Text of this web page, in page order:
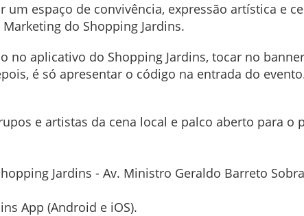
espaço de convivência, expressão artística e
do Shopping Jardins.
no aplicativo do Shopping Jardins, tocar no
é só apresentar o código na entrada do
e artistas da cena local e palco aberto para o
Jardins - Av. Ministro Geraldo Barreto
App (Android e iOS).